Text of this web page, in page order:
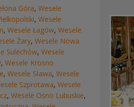
Góra, Wesele
, Wesele
, Wesele Łagów, Wesele
Żary, Wesele Nowa
Sulechów, Wesele
, Wesele Krosno
, Wesele Sława, Wesele
Szprotawa, Wesele
, Wesele Ośno Lubuskie,